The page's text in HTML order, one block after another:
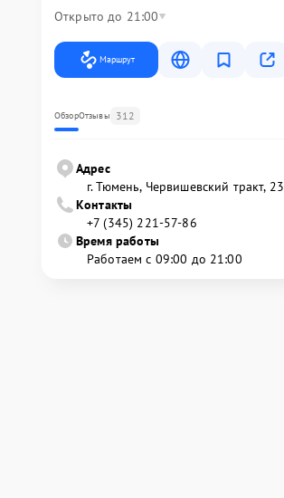
Открыто до 21:00
Маршрут
ОбзорОтзывы 312
Адрес
г. Тюмень, ​Червишевский тракт, 23
Контакты
+7 (345) 221-57-86
Время работы
Работаем с 09:00 до 21:00